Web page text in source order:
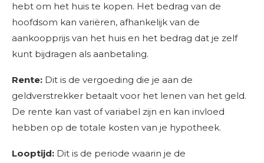
hebt om het huis te kopen. Het bedrag van de
hoofdsom kan variëren, afhankelijk van de
aankoopprijs van het huis en het bedrag dat je zelf
kunt bijdragen als aanbetaling.
Rente: Dit is de vergoeding die je aan de
geldverstrekker betaalt voor het lenen van het geld.
De rente kan vast of variabel zijn en kan invloed
hebben op de totale kosten van je hypotheek.
Looptijd: Dit is de periode waarin je de